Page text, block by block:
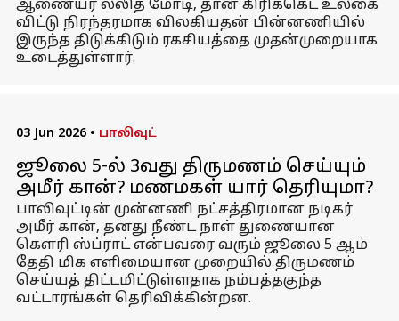
ஆணையர் லலித் மோடி, தான் கிரிக்கெட் உலகை
விட்டு நிரந்தரமாக விலகியதன் பின்னணியில்
இருந்த திடுக்கிடும் ரகசியத்தை முதன்முறையாக
உடைத்துள்ளார்.
03 Jun 2026 • பாலிவுட்
ஜூலை 5-ல் 3வது திருமணம் செய்யும்
அமீர் கான்? மணமகள் யார் தெரியுமா?
பாலிவுட்டின் முன்னணி நட்சத்திரமான நடிகர்
அமீர் கான், தனது நீண்ட நாள் துணையான
கௌரி ஸ்ப்ராட் என்பவரை வரும் ஜூலை 5 ஆம்
தேதி மிக எளிமையான முறையில் திருமணம்
செய்யத் திட்டமிட்டுள்ளதாக நம்பத்தகுந்த
வட்டாரங்கள் தெரிவிக்கின்றன.